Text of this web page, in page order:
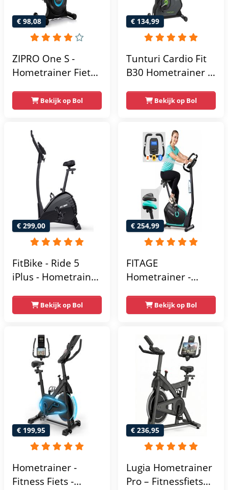
€ 98,08
ZIPRO One S -
Hometrainer Fiets -
Magnetische Fiets -
Hartslagsensoren -
Gemakkelijk te
transporteren -
Antislippedalen -
Homegym -
Stabiele structuur -
gebruikersgewicht
110 kg - Zwart en
Blauw
Bekijk op Bol
€ 134,99
Tunturi Cardio Fit
B30 Hometrainer -
weerstandsniveaus
- Tablethouder -
Hartslagfunctie en
transportwielen
Bekijk op Bol
€ 299,00
FitBike - Ride 5
iPlus - Hometrainer
Trainingsprogramma's
- Hartslagsensoren
Bekijk op Bol
€ 254,99
FITAGE
Hometrainer -
Weerstandsniveaus
- Tablethouder
voor Bluetooth
Kinomap & Zwift -
Fiets Lage Instap,
Ergonomisch & Stil
- Hometrainers
Fitness voor Thuis
Bekijk op Bol
€ 199,95
Hometrainer -
Fitness Fiets -
€ 236,95
Lugia Hometrainer
Pro – Fitnessfiets